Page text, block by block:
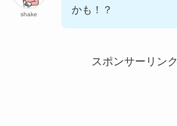
shake
かも！？
スポンサーリンク